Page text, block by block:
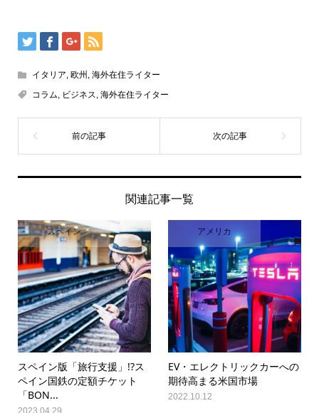
イタリア 欧州 海外在住ライター
コラム
ビジネス 海外在住ライター
関連記事一覧
スペイン
スペイン版「旅行支援」!?ス
ペイン国鉄の定額チケット
「BON...
2023.04.29
アメリカ
EV・エレクトリックカーへの
期待高まる米国市場
2022.10.12